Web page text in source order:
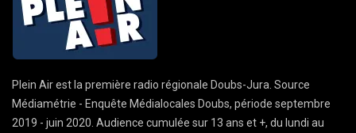
Plein Air est la première radio régionale Doubs-Jura. Source
Médiamétrie - Enquête Médialocales Doubs, période septembre
2019 - juin 2020. Audience cumulée sur 13 ans et +, du lundi au